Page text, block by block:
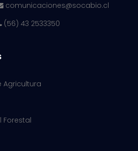
comunicaciones@socabio.cl
(56) 43 2533350
Agricultura
Forestal